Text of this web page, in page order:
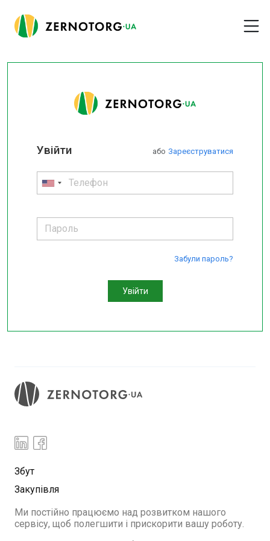
або Зареєструватися
Увійти
Забули пароль?
Увійти
Збут
Закупівля
Ми постійно працюємо над розвитком нашого
сервісу, щоб полегшити і прискорити вашу роботу.